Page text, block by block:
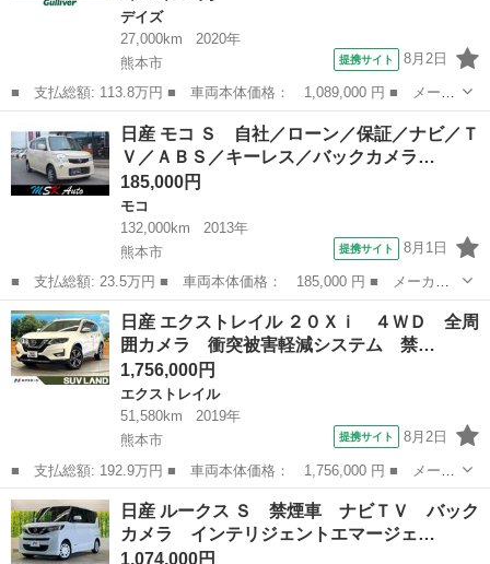
デイズ
27,000km
2020年
熊本市
提携サイト 8月2日
■ 支払総額: 113.8万円 ■ 車両本体価格： 1,089,000 円 ■ メーカ
ー名： 日産 ■ 車種名： デイズ ■ グレード名： ハイウェイス
ター Ｇターボ 禁煙車 社外ナビ（ＣＤ・ＤＶＤ・フルセグ・Ｂ
Ｔ・ＵＳＢ...
熊本市 デイズ
日産 モコ Ｓ 自社／ローン／保証／ナビ／Ｔ
Ｖ／ＡＢＳ／キーレス／バックカメラ…
185,000円
モコ
132,000km
2013年
熊本市
提携サイト 8月1日
■ 支払総額: 23.5万円 ■ 車両本体価格： 185,000 円 ■ メーカー
名： 日産 ■ 車種名： モコ ■ グレード名： Ｓ 自社／ローン
／保証／ナビ／ＴＶ／ＡＢＳ／キーレス／バックカメラ／社外アルミ
／エアコン／...
熊本 熊本市 モコ
日産 エクストレイル ２０Ｘｉ ４ＷＤ 全周
囲カメラ 衝突被害軽減システム 禁…
1,756,000円
エクストレイル
51,580km
2019年
熊本市
提携サイト 8月2日
■ 支払総額: 192.9万円 ■ 車両本体価格： 1,756,000 円 ■ メーカ
ー名： 日産 ■ 車種名： エクストレイル ■ グレード名： ２０
Ｘｉ ４ＷＤ 全周囲カメラ 衝突被害軽減システム 禁煙車 電動
リアゲー...
熊本 熊本市 エクストレイル
日産 ルークス Ｓ 禁煙車 ナビＴＶ バック
カメラ インテリジェントエマージェ…
1,074,000円